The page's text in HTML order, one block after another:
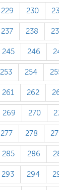
229 230
237 238
245 246
253 254
261 262
269 270
277 278
285 286
293 294